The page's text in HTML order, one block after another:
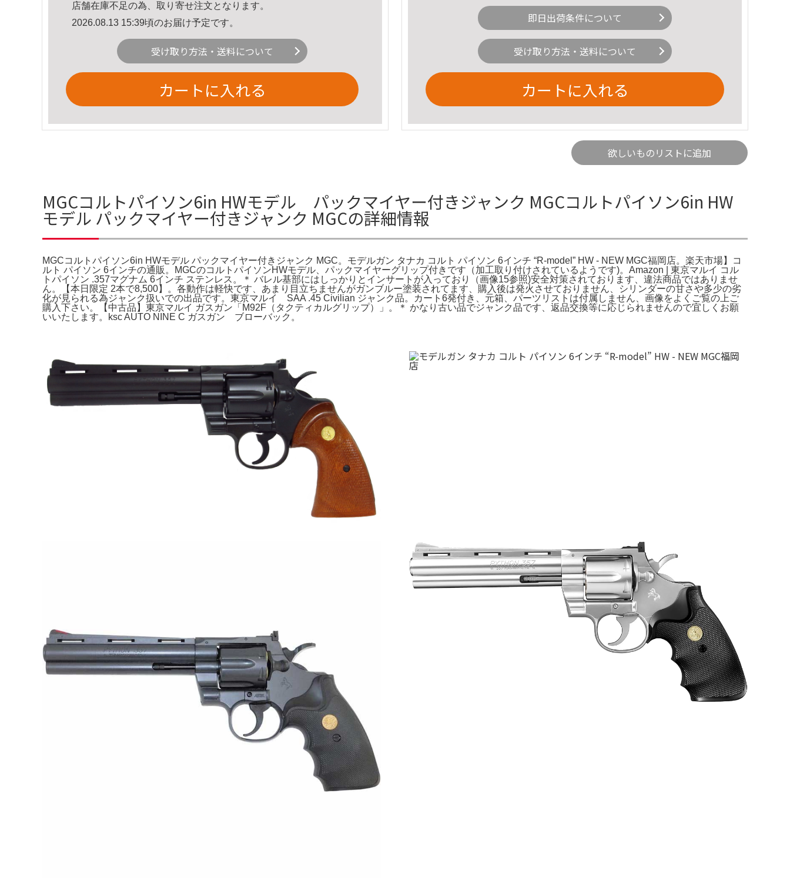
店舗在庫不足の為、取り寄せ注文となります。
2026.08.13 15:39頃のお届け予定です。
受け取り方法・送料について
カートに入れる
即日出荷条件について
受け取り方法・送料について
カートに入れる
欲しいものリストに追加
MGCコルトパイソン6in HWモデル パックマイヤー付きジャンク MGCコルトパイソン6in HW
モデル パックマイヤー付きジャンク MGCの詳細情報
MGCコルトパイソン6in HWモデル パックマイヤー付きジャンク MGC。モデルガン タナカ コルト パイソン 6インチ “R-model” HW - NEW MGC福岡店。楽天市場】コ
ルト パイソン 6インチの通販。MGCのコルトパイソンHWモデル、パックマイヤーグリップ付きです（加工取り付けされているようです)。Amazon | 東京マルイ コル
トパイソン .357マグナム 6インチ ステンレス。＊ バレル基部にはしっかりとインサートが入っており（画像15参照)安全対策されております、違法商品ではありませ
ん。【本日限定 2本で8,500】。各動作は軽快です、あまり目立ちませんがガンブルー塗装されてます、購入後は発火させておりません、シリンダーの甘さや多少の劣
化が見られる為ジャンク扱いでの出品です。東京マルイ SAA .45 Civilian ジャンク品。カート6発付き、元箱、パーツリストは付属しません、画像をよくご覧の上ご
購入下さい。【中古品】東京マルイ ガスガン「M92F（タクティカルグリップ）」。＊ かなり古い品でジャンク品です、返品交換等に応じられませんので宜しくお願
いいたします。ksc AUTO NINE C ガスガン ブローバック。